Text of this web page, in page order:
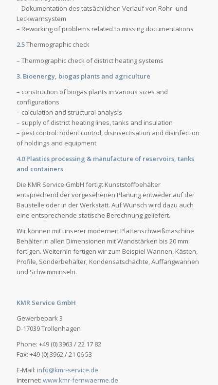
– Dokumentation des tatsächlichen Verlauf von Rohr- und
Leckwarnsystem
– Reworking of problems related to missing documentations
2.5Thermographic check
– Thermographic check of district heating systems
3. Bioenergy, biogas plants and agriculture
– construction of biogas plants in various sizes and
configurations
– calculation and structural analysis
– supply of district heating lines, tanks and insulation
– pest control: rodent control, disinsectisation and disinfection
of holdings and equipment
4.0 Plastics processing & manufacture of reservoirs, tanks
and containers
Die KMR Service GmbH fertigt Kunststoffbehälter
entsprechend der vorgesehenen Planung entweder auf der
Baustelle oder in der Werkstatt. Auf Wunsch wird dazu auch
eine entsprechende statische Berechnung geliefert.
Wir können mit unserer modernen Plattenschweißmaschine
Behälter in allen Dimensionen mit Wandstärken bis 20 mm
fertigen. Weiterhin fertigen wir zum Beispiel Wannen, Kästen,
Profile, Sonderbehälter, Kondensatschächte, Auffangwannen
und Schwimminseln.
KMR Service GmbH
Gewerbepark 3
D-17039 Trollenhagen
Phone: +49 (0) 3963 / 22 17 82
Fax: +49 (0) 3962 / 21 06 53
E-Mail: info@kmr-service.de
Internet: www.kmr-fernwaerme.de